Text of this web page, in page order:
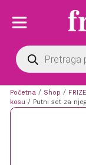
Products
search
Početna / Shop /
kosu / Putni set za